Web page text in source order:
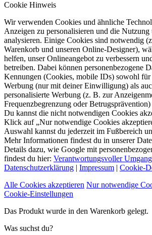
Cookie Hinweis
Wir verwenden Cookies und ähnliche
Anzeigen zu personalisieren und die Nutzung
analysieren. Einige Cookies sind notwendig
Warenkorb und unseren Online-Designer),
helfen, unser Onlineangebot zu verbessern
betreiben. Dabei können personenbezogene
Kennungen (Cookies, mobile IDs) sowohl für
Werbung (nur mit deiner Einwilligung) als
personalisierte Werbung (z. B. zur
Frequenzbegrenzung oder
Du kannst die nicht notwendigen Cookies
Klick auf „Nur notwendige Cookies
Auswahl kannst du jederzeit im Fußbereich
Mehr Informationen findest du in unserer
Details dazu, wie Google mit
findest du hier: Verantwortungsvoller
Datenschutzerklärung | Impressum | Cookie-
Alle Cookies akzeptieren Nur notwendige
Cookie-Einstellungen
Das Produkt wurde in den Warenkorb gelegt.
Was suchst du?